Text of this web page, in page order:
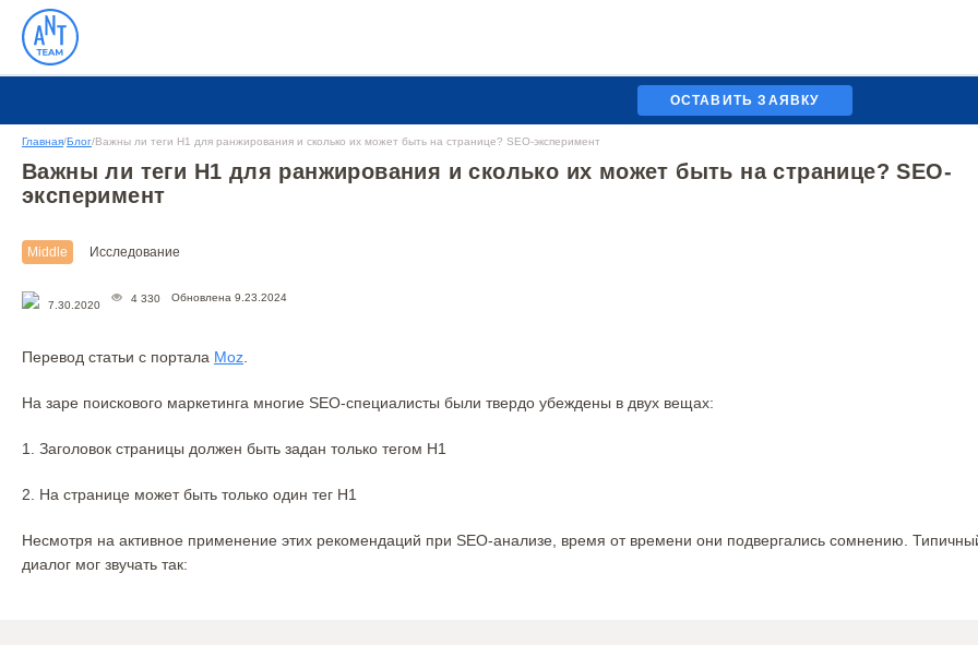
ОСТАВИТЬ ЗАЯВКУ
Главная/Блог/Важны ли теги H1 для ранжирования и сколько их может быть на странице? SEO-эксперимент
Важны ли теги H1 для ранжирования и сколько их может быть на странице? SEO-
эксперимент
Middle Исследование
7.30.2020
4 330 Обновлена 9.23.2024
Перевод статьи с портала Moz
На заре поискового маркетинга многие SEO-специалисты были твердо убеждены в двух вещах:
1. Заголовок страницы должен быть задан только тегом H1
2. На странице может быть только один тег H1
Несмотря на активное применение этих рекомендаций при SEO-анализе, время от времени они подвергались сомнению.
диалог мог звучать так: